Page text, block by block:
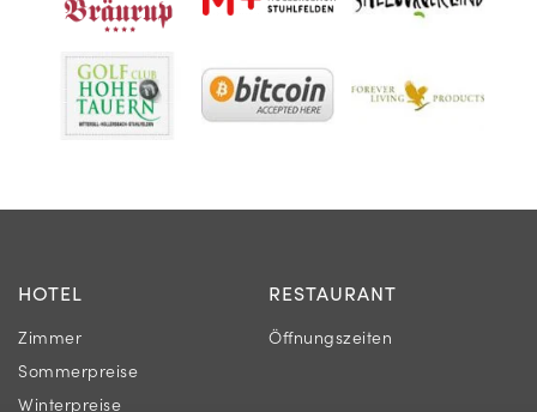
HOTEL
Zimmer
Sommerpreise
Winterpreise
RESTAURANT
Öffnungszeiten